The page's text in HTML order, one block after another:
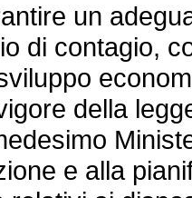
un
di contagio,
della
e alla